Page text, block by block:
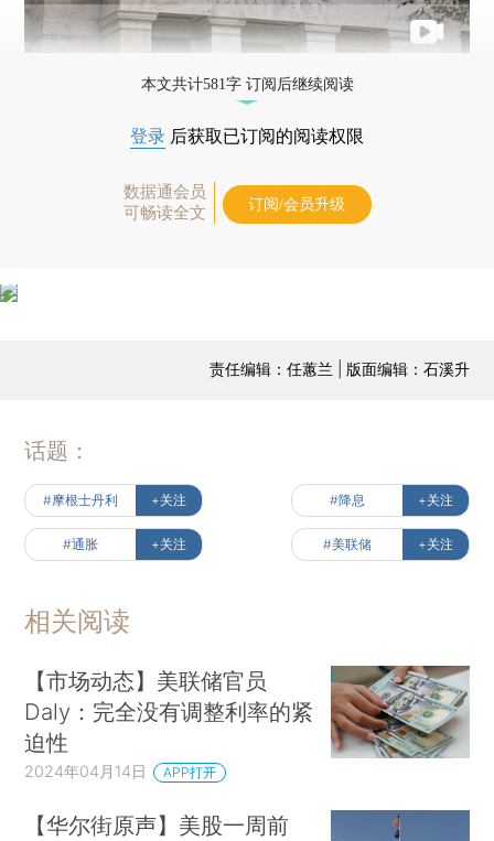
本文共计581字 订阅后继续阅读
登录 后获取已订阅的阅读权限
数据通会员
可畅读全文
订阅/会员升级
责任编辑：任蕙兰 | 版面编辑：石溪升
话题：
#摩根士丹利 +关注 #降息 +关注
#通胀 +关注 #美联储 +关注
相关阅读
【市场动态】美联储官员
Daly：完全没有调整利率的紧
迫性
2024年04月14日 APP打开
【华尔街原声】美股一周前